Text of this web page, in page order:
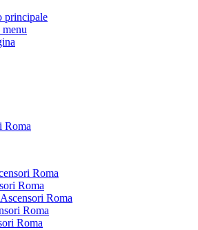
principale
Roma
Roma
Roma
Roma
Roma
Roma